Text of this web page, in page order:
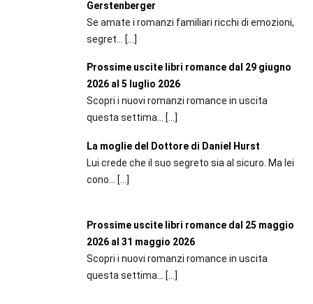
Gerstenberger
Se amate i romanzi familiari ricchi di emozioni,
segret...
[…]
Prossime uscite libri romance dal 29 giugno
2026 al 5 luglio 2026
Scopri i nuovi romanzi romance in uscita
questa settima... […]
La moglie del Dottore di Daniel Hurst
Lui crede che il suo segreto sia al sicuro. Ma lei
cono...
[…]
Prossime uscite libri romance dal 25 maggio
2026 al 31 maggio 2026
Scopri i nuovi romanzi romance in uscita
questa settima...
[…]